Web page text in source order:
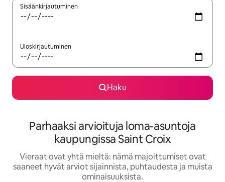
Sisäänkirjautuminen
Uloskirjautuminen
Haku
Parhaaksi arvioituja loma-asuntoja
kaupungissa Saint Croix
Vieraat ovat yhtä mieltä: nämä majoittumiset ovat
saaneet hyvät arviot sijainnista, puhtaudesta ja muista
ominaisuuksista.